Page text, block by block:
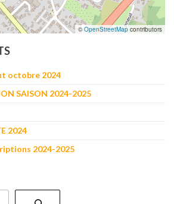
©OpenStreetMap contributors
octobre 2024
SAISON 2024-2025
2024
2024-2025